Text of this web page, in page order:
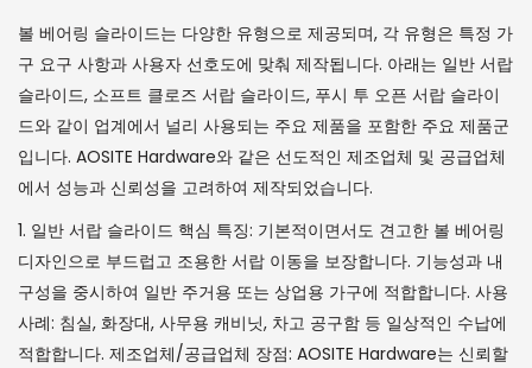
볼 베어링 슬라이드는 다양한 유형으로 제공되며, 각 유형은 특정 가
구 요구 사항과 사용자 선호도에 맞춰 제작됩니다. 아래는 일반 서랍
슬라이드, 소프트 클로즈 서랍 슬라이드, 푸시 투 오픈 서랍 슬라이
드와 같이 업계에서 널리 사용되는 주요 제품을 포함한 주요 제품군
입니다. AOSITE Hardware와 같은 선도적인 제조업체 및 공급업체
에서 성능과 신뢰성을 고려하여 제작되었습니다.
1. 일반 서랍 슬라이드 핵심 특징: 기본적이면서도 견고한 볼 베어링
디자인으로 부드럽고 조용한 서랍 이동을 보장합니다. 기능성과 내
구성을 중시하여 일반 주거용 또는 상업용 가구에 적합합니다. 사용
사례: 침실, 화장대, 사무용 캐비닛, 차고 공구함 등 일상적인 수납에
적합합니다. 제조업체/공급업체 장점: AOSITE Hardware는 신뢰할